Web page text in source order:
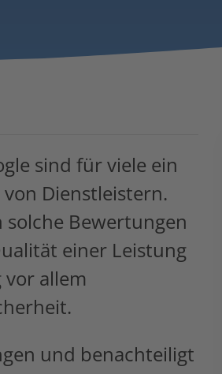
sind für viele ein
Dienstleistern.
Bewertungen
einer Leistung
allem
und benachteiligt